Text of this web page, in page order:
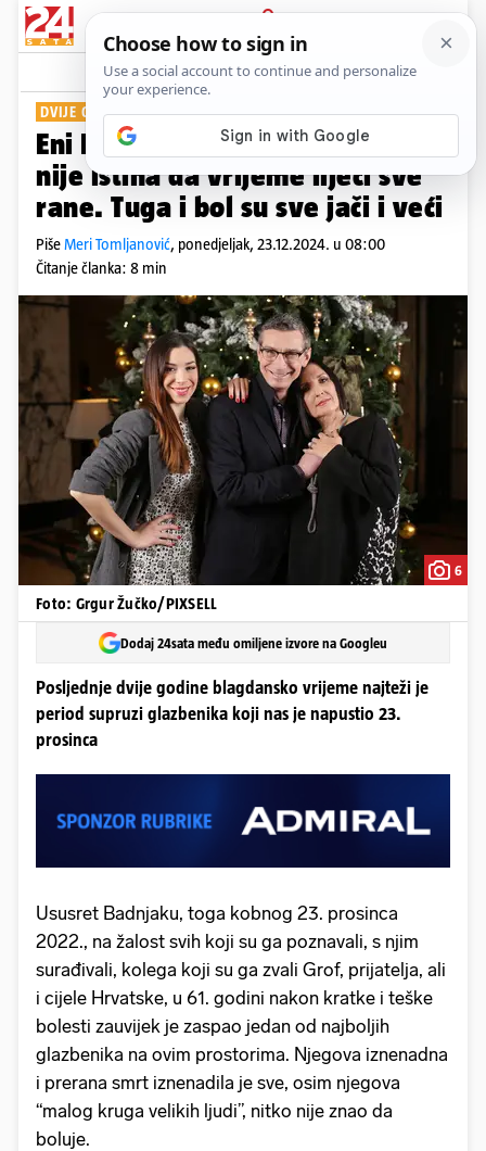
PRIJAVA
Show Komentari
DVIJE GODINE BEZ MASSIMA
Eni Kondić za 24sata: Nažalost,
nije istina da vrijeme liječi sve
rane. Tuga i bol su sve jači i veći
PišeMeri Tomljanović, ponedjeljak, 23.12.2024. u 08:00
Čitanje članka: 8 min
6
Foto: Grgur Žučko/PIXSELL
Dodaj 24sata među omiljene izvore na Googleu
Posljednje dvije godine blagdansko vrijeme najteži je
period supruzi glazbenika koji nas je napustio 23.
prosinca
Ususret Badnjaku, toga kobnog 23. prosinca
2022., na žalost svih koji su ga poznavali, s njim
surađivali, kolega koji su ga zvali Grof, prijatelja, ali
i cijele Hrvatske, u 61. godini nakon kratke i teške
bolesti zauvijek je zaspao jedan od najboljih
glazbenika na ovim prostorima. Njegova iznenadna
i prerana smrt iznenadila je sve, osim njegova
“malog kruga velikih ljudi”, nitko nije znao da
boluje.